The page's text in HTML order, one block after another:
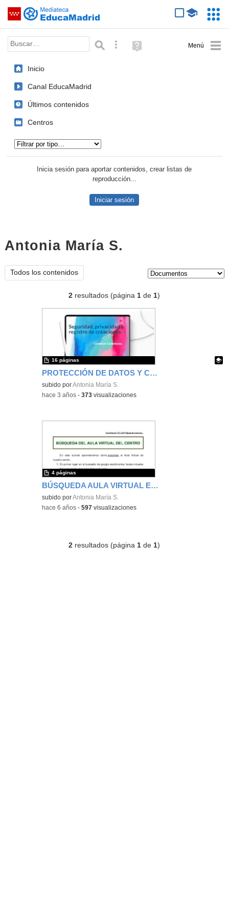
Saltar navegación
Palabra o frase: Búsqueda avanzada
Ayuda
(en
Inicio
Canal EducaMadrid
Últimos contenidos
Centros
Inicia sesión para aportar contenidos, crear listas de
reproducción...
Iniciar sesión
Antonia María S.
Todos los contenidos
2 resultados (página1 de1)
PROTECCIÓN DE DATOS Y CREATIVE COMMONS
Contenido educativo.
subido porAntonia María S.
16 páginas
-hace 3 años -373 visualizaciones
BÚSQUEDA AULA VIRTUAL EDUCAMADRID
subido porAntonia María S.
4 páginas
-hace 6 años -597 visualizaciones
2 resultados (página 1 de 1)